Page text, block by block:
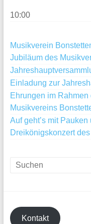
10:00
Musikverein
Jubiläum des
Einladung zur
Ehrungen im
Musikvereins
Auf geht’s mit
Dreikönigskonzert
Kontakt